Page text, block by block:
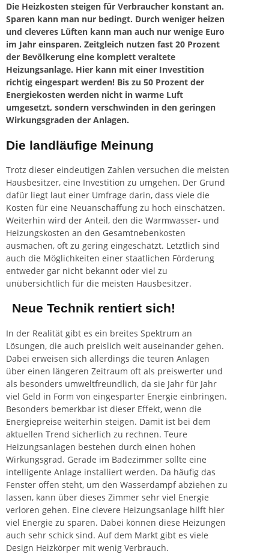
Die Heizkosten steigen für Verbraucher konstant an.
Sparen kann man nur bedingt. Durch weniger heizen
und cleveres Lüften kann man auch nur wenige Euro
im Jahr einsparen. Zeitgleich nutzen fast 20 Prozent
der Bevölkerung eine komplett veraltete
Heizungsanlage. Hier kann mit einer Investition
richtig eingespart werden! Bis zu 50 Prozent der
Energiekosten werden nicht in warme Luft
umgesetzt, sondern verschwinden in den geringen
Wirkungsgraden der Anlagen.
Die landläufige Meinung
Trotz dieser eindeutigen Zahlen versuchen die meisten
Hausbesitzer, eine Investition zu umgehen. Der Grund
dafür liegt laut einer Umfrage darin, dass viele die
Kosten für eine Neuanschaffung zu hoch einschätzen.
Weiterhin wird der Anteil, den die Warmwasser- und
Heizungskosten an den Gesamtnebenkosten
ausmachen, oft zu gering eingeschätzt. Letztlich sind
auch die Möglichkeiten einer staatlichen Förderung
entweder gar nicht bekannt oder viel zu
unübersichtlich für die meisten Hausbesitzer.
Neue Technik rentiert sich!
In der Realität gibt es ein breites Spektrum an
Lösungen, die auch preislich weit auseinander gehen.
Dabei erweisen sich allerdings die teuren Anlagen
über einen längeren Zeitraum oft als preiswerter und
als besonders umweltfreundlich, da sie Jahr für Jahr
viel Geld in Form von eingesparter Energie einbringen.
Besonders bemerkbar ist dieser Effekt, wenn die
Energiepreise weiterhin steigen. Damit ist bei dem
aktuellen Trend sicherlich zu rechnen. Teure
Heizungsanlagen bestehen durch einen hohen
Wirkungsgrad. Gerade im Badezimmer sollte eine
intelligente Anlage installiert werden. Da häufig das
Fenster offen steht, um den Wasserdampf abziehen zu
lassen, kann über dieses Zimmer sehr viel Energie
verloren gehen. Eine clevere Heizungsanlage hilft hier
viel Energie zu sparen. Dabei können diese Heizungen
auch sehr schick sind. Auf dem Markt gibt es viele
Design Heizkörper mit wenig Verbrauch.